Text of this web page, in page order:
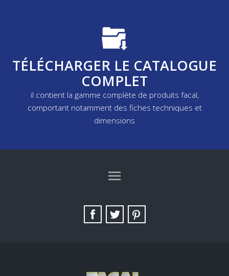
TÉLÉCHARGER LE CATALOGUE
COMPLET
il contient la gamme complète de produits facal,
comportant notamment des fiches techniques et
dimensions
SITE MAP